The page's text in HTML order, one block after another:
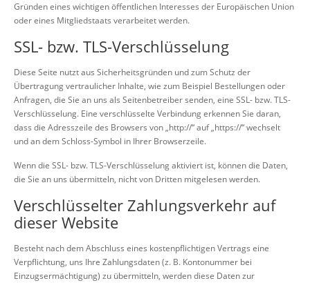
Gründen eines wichtigen öffentlichen Interesses der Europäischen Union
oder eines Mitgliedstaats verarbeitet werden.
SSL- bzw. TLS-Verschlüsselung
Diese Seite nutzt aus Sicherheitsgründen und zum Schutz der
Übertragung vertraulicher Inhalte, wie zum Beispiel Bestellungen oder
Anfragen, die Sie an uns als Seitenbetreiber senden, eine SSL- bzw. TLS-
Verschlüsselung. Eine verschlüsselte Verbindung erkennen Sie daran,
dass die Adresszeile des Browsers von „http://“ auf „https://“ wechselt
und an dem Schloss-Symbol in Ihrer Browserzeile.
Wenn die SSL- bzw. TLS-Verschlüsselung aktiviert ist, können die Daten,
die Sie an uns übermitteln, nicht von Dritten mitgelesen werden.
Verschlüsselter Zahlungsverkehr auf
dieser Website
Besteht nach dem Abschluss eines kostenpflichtigen Vertrags eine
Verpflichtung, uns Ihre Zahlungsdaten (z. B. Kontonummer bei
Einzugsermächtigung) zu übermitteln, werden diese Daten zur